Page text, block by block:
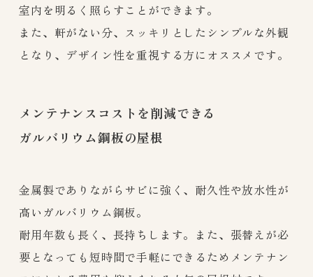
室内を明るく照らすことができます。
また、軒がない分、スッキリとしたシンプルな外観
となり、デザイン性を重視する方にオススメです。
メンテナンスコストを削減できる
ガルバリウム鋼板の屋根
金属製でありながらサビに強く、耐久性や放水性が
高いガルバリウム鋼板。
耐用年数も長く、長持ちします。また、張替えが必
要となっても短時間で手軽にできるためメンテナン